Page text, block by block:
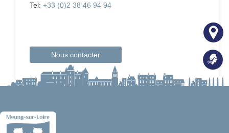
Tel: +33 (0)2 38 46 94 94
Nous contacter